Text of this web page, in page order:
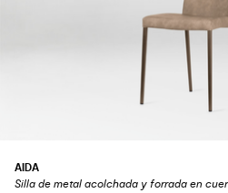
AIDA
Silla de metal acolchada y forrada en